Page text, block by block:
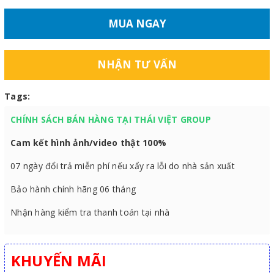
MUA NGAY
NHẬN TƯ VẤN
Tags:
CHÍNH SÁCH BÁN HÀNG TẠI THÁI VIỆT GROUP
Cam kết hình ảnh/video thật 100%
07 ngày đổi trả miễn phí nếu xẩy ra lỗi do nhà sản xuất
Bảo hành chính hãng 06 tháng
Nhận hàng kiểm tra thanh toán tại nhà
KHUYẾN MÃI